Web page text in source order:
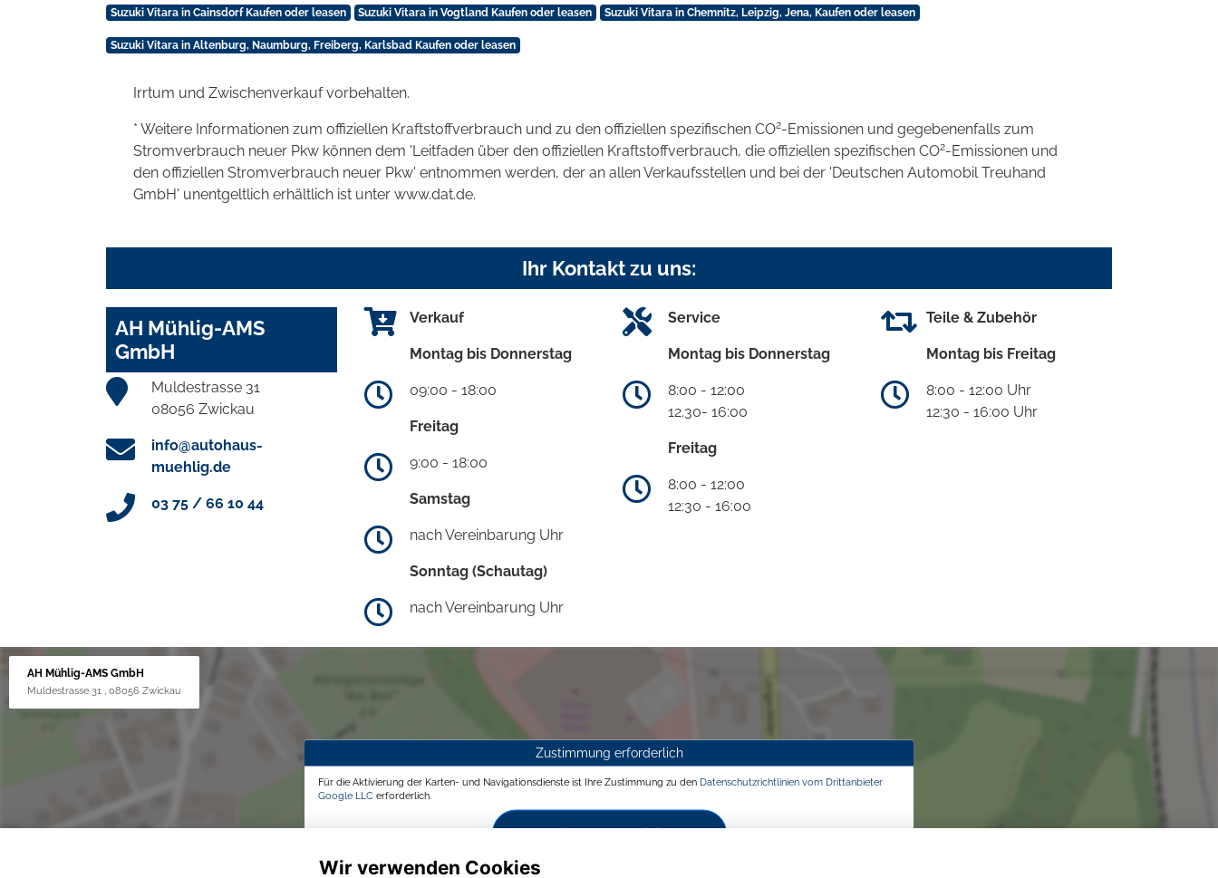
Suzuki Vitara in Cainsdorf Kaufen oder leasen Suzuki Vitara in Vogtland Kaufen oder leasen Suzuki Vitara in Chemnitz, Leipzig, Jena, Kaufen oder leasen
Suzuki Vitara in Altenburg, Naumburg, Freiberg, Karlsbad Kaufen oder leasen
Irrtum und Zwischenverkauf vorbehalten.
* Weitere Informationen zum offiziellen Kraftstoffverbrauch und zu den offiziellen spezifischen CO2-Emissionen und gegebenenfalls zum
Stromverbrauch neuer Pkw können dem 'Leitfaden über den offiziellen Kraftstoffverbrauch, die offiziellen spezifischen CO2-Emissionen und
den offiziellen Stromverbrauch neuer Pkw' entnommen werden, der an allen Verkaufsstellen und bei der 'Deutschen Automobil Treuhand
GmbH' unentgeltlich erhältlich ist unter www.dat.de.
Ihr Kontakt zu uns:
AH Mühlig-AMS
GmbH
Muldestrasse 31
08056 Zwickau
info@autohaus-
muehlig.de
03 75 / 66 10 44
Verkauf
Montag bis Donnerstag
09:00 - 18:00
Freitag
9:00 - 18:00
Samstag
nach Vereinbarung Uhr
Sonntag (Schautag)
nach Vereinbarung Uhr
Service
Montag bis Donnerstag
8:00 - 12:00
12.30- 16:00
Freitag
8:00 - 12:00
12:30 - 16:00
Teile & Zubehör
Montag bis Freitag
8:00 - 12:00 Uhr
12:30 - 16:00 Uhr
AH Mühlig-AMS GmbH
Muldestrasse 31 , 08056 Zwickau
Zustimmung erforderlich
Für die Aktivierung der Karten- und Navigationsdienste ist Ihre Zustimmung zu den Datenschutzrichtlinien vom Drittanbieter
Google LLC erforderlich.
Zustimmen und aktivieren
Wir verwenden Cookies